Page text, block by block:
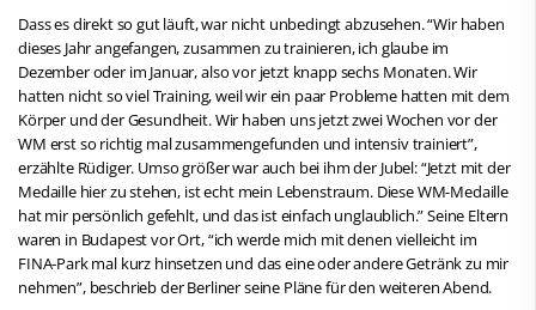
Dass es direkt so gut läuft, war nicht unbedingt abzusehen. “Wir haben
dieses Jahr angefangen, zusammen zu trainieren, ich glaube im
Dezember oder im Januar, also vor jetzt knapp sechs Monaten. Wir
hatten nicht so viel Training, weil wir ein paar Probleme hatten mit dem
Körper und der Gesundheit. Wir haben uns jetzt zwei Wochen vor der
WM erst so richtig mal zusammengefunden und intensiv trainiert”,
erzählte Rüdiger. Umso größer war auch bei ihm der Jubel: “Jetzt mit der
Medaille hier zu stehen, ist echt mein Lebenstraum. Diese WM-Medaille
hat mir persönlich gefehlt, und das ist einfach unglaublich.” Seine Eltern
waren in Budapest vor Ort, “ich werde mich mit denen vielleicht im
FINA-Park mal kurz hinsetzen und das eine oder andere Getränk zu mir
nehmen”, beschrieb der Berliner seine Pläne für den weiteren Abend.